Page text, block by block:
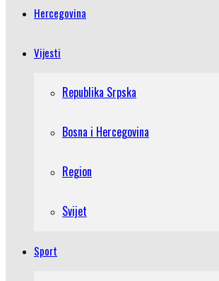
Hercegovina
Vijesti
Republika Srpska
Bosna i Hercegovina
Region
Svijet
Sport